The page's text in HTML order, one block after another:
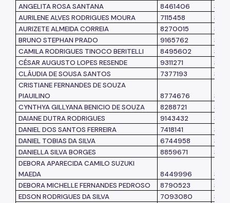
ANGELITA ROSA SANTANA
8461406
SME
AURILENE ALVES RODRIGUES MOURA
7115458
SME
AURIZETE ALMEIDA CORREIA
8270015
SME
BRUNO STEPHAN PRADO
9165762
CAMILA RODRIGUES TINOCO BERITELLI
8495602
SME
CÉSAR AUGUSTO LOPES RESENDE
9311271
SME
CLÁUDIA DE SOUSA SANTOS
7377193
CRISTIANE FERNANDES DE SOUZA
PIAUILINO
8774676
SME
CYNTHYA GILLYANA BENICIO DE SOUZA
8288721
DAIANE DUTRA RODRIGUES
9143432
SMS
DANIEL DOS SANTOS FERREIRA
7418141
DANIEL TOBIAS DA SILVA
6744958
DANIELLA SILVA BORGES
8859671
SME
DEBORA APARECIDA CAMILO SUZUKI
MAEDA
8449996
SME
DEBORA MICHELLE FERNANDES PEDROSO
8790523
SME
EDSON RODRIGUES DA SILVA
7093080